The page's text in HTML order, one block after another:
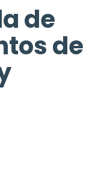
de
de